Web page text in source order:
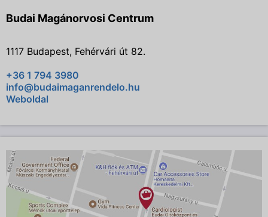
Budai Magánorvosi Centrum
1117 Budapest, Fehérvári út 82.
+36 1 794 3980
info@budaimaganrendelo.hu
Weboldal